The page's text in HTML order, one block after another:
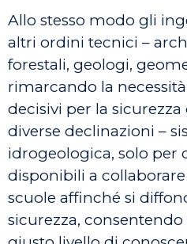
Allo stesso modo gli
altri ordini tecnici –
forestali, geologi,
rimarcando la
decisivi per la
diverse declinazioni –
idrogeologica, solo per
disponibili a
scuole affinché si
sicurezza,